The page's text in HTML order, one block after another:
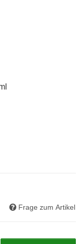
Frage zum Artikel